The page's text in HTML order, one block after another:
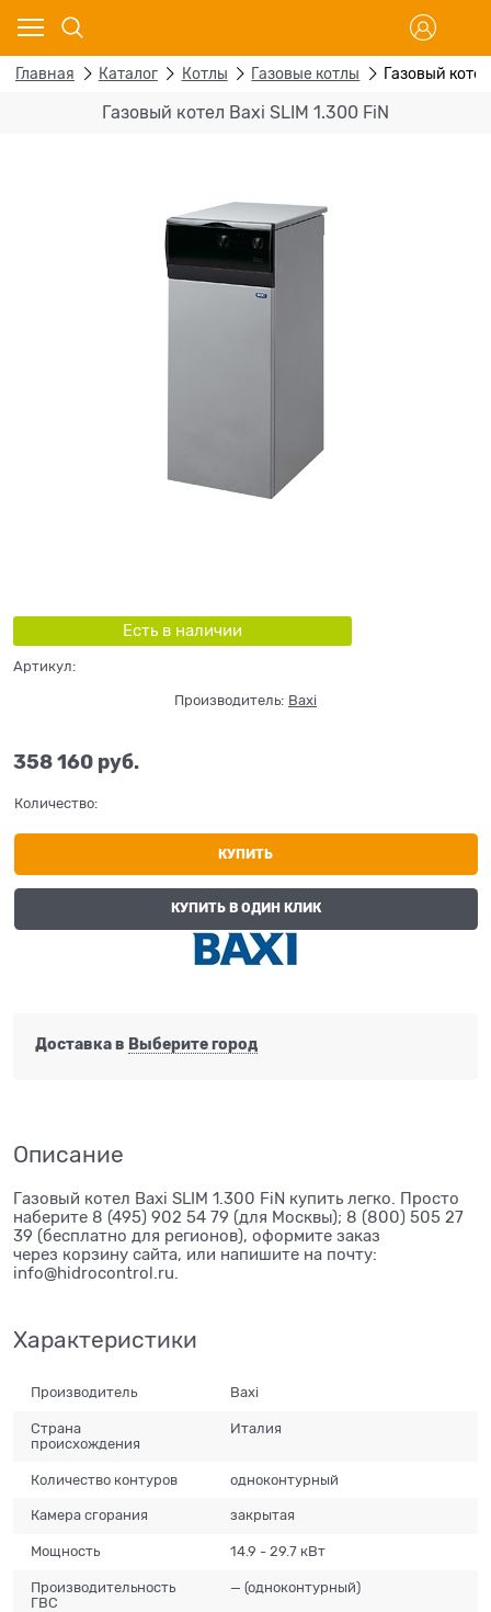
Главная Каталог Котлы Газовые котлы Газовый
Газовый котел Baxi SLIM 1.300 FiN
Есть в наличии
Артикул:
Производитель: Baxi
358 160 руб.
Количество:
КУПИТЬ
КУПИТЬ В ОДИН КЛИК
Доставка в Выберите город
Описание
Газовый котел Baxi SLIM 1.300 FiN купить легко. Просто
наберите 8 (495) 902 54 79 (для Москвы); 8 (800) 505 27
39 (бесплатно для регионов), оформите заказ
через корзину сайта, или напишите на почту:
info@hidrocontrol.ru.
Характеристики
Производитель Baxi
Страна
происхождения
Италия
Количество контуров одноконтурный
Камера сгорания закрытая
Мощность 14.9 - 29.7 кВт
Производительность
ГВС
— (одноконтурный)